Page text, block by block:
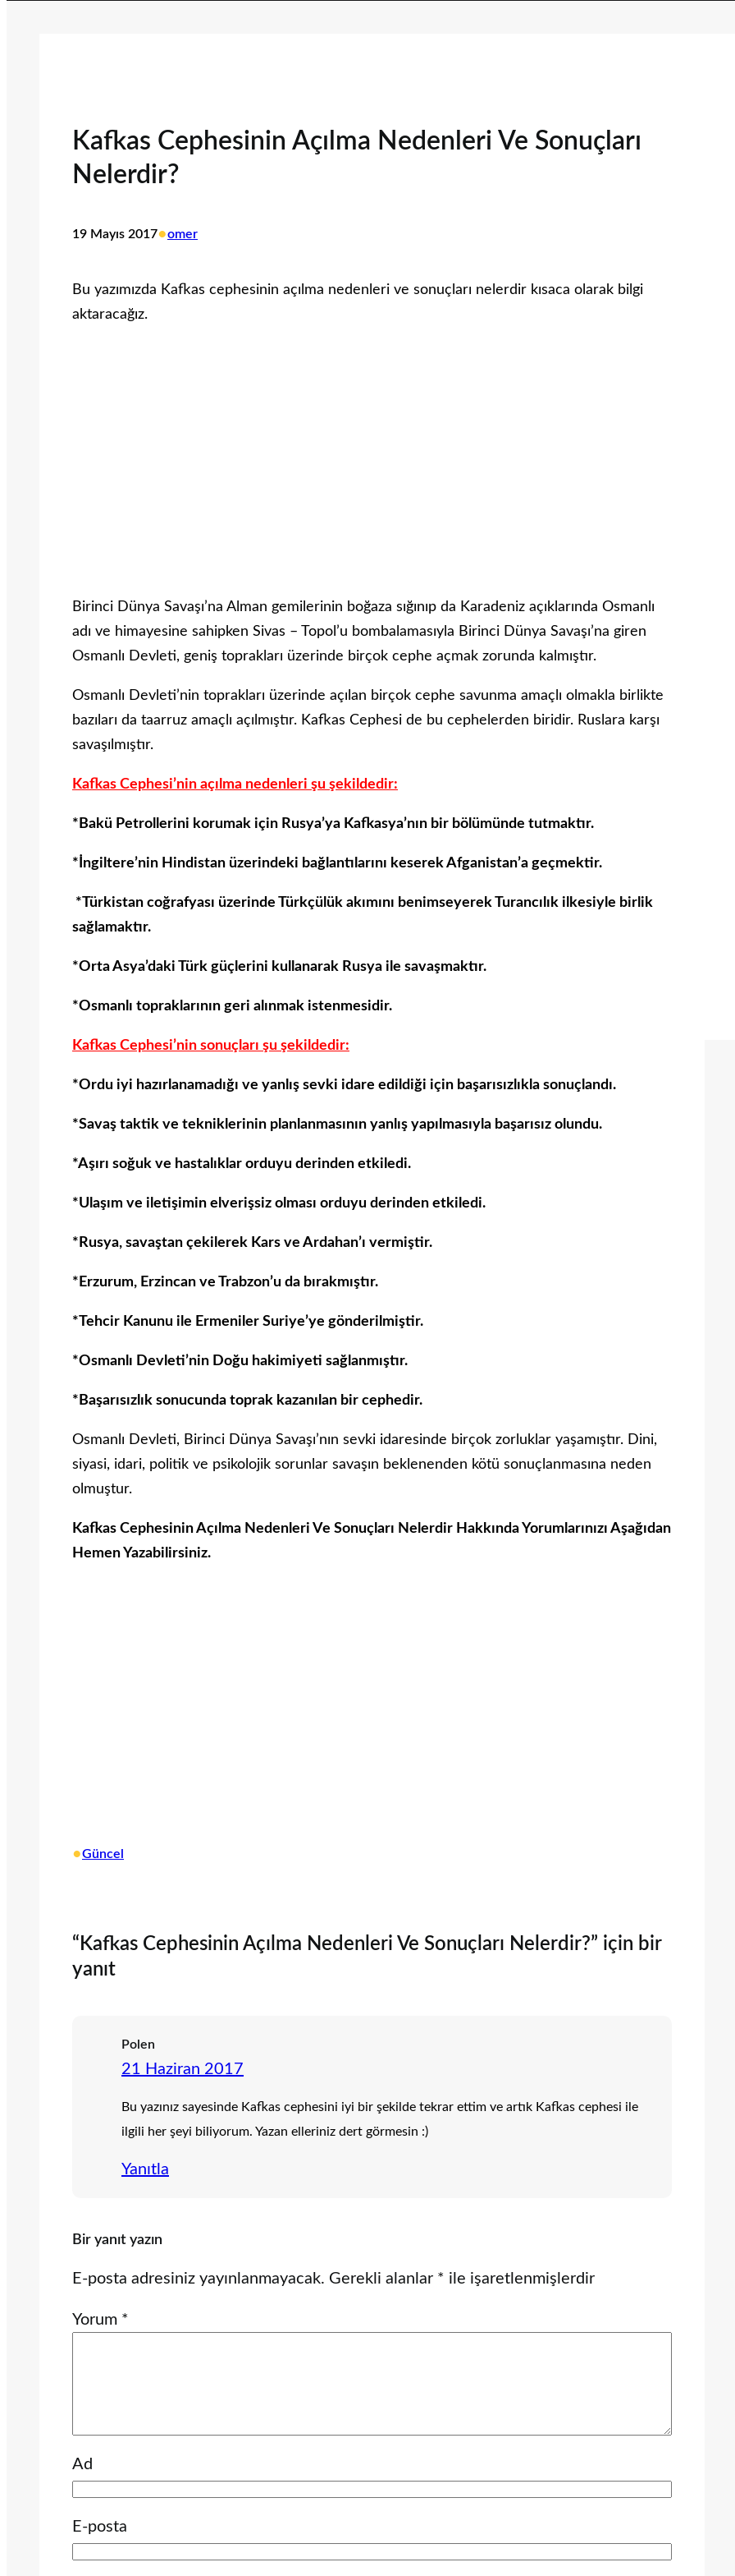
Kafkas Cephesinin Açılma Nedenleri Ve Sonuçları
Nelerdir?
19 Mayıs 2017•omer
Bu yazımızda Kafkas cephesinin açılma nedenleri ve sonuçları nelerdir kısaca olarak bilgi
aktaracağız.
Birinci Dünya Savaşı’na Alman gemilerinin boğaza sığınıp da Karadeniz açıklarında Osmanlı
adı ve himayesine sahipken Sivas – Topol’u bombalamasıyla Birinci Dünya Savaşı’na giren
Osmanlı Devleti, geniş toprakları üzerinde birçok cephe açmak zorunda kalmıştır.
Osmanlı Devleti’nin toprakları üzerinde açılan birçok cephe savunma amaçlı olmakla birlikte
bazıları da taarruz amaçlı açılmıştır. Kafkas Cephesi de bu cephelerden biridir. Ruslara karşı
savaşılmıştır.
Kafkas Cephesi’nin açılma nedenleri şu şekildedir:
*Bakü Petrollerini korumak için Rusya’ya Kafkasya’nın bir bölümünde tutmaktır.
*İngiltere’nin Hindistan üzerindeki bağlantılarını keserek Afganistan’a geçmektir.
*Türkistan coğrafyası üzerinde Türkçülük akımını benimseyerek Turancılık ilkesiyle birlik
sağlamaktır.
*Orta Asya’daki Türk güçlerini kullanarak Rusya ile savaşmaktır.
*Osmanlı topraklarının geri alınmak istenmesidir.
Kafkas Cephesi’nin sonuçları şu şekildedir:
*Ordu iyi hazırlanamadığı ve yanlış sevki idare edildiği için başarısızlıkla sonuçlandı.
*Savaş taktik ve tekniklerinin planlanmasının yanlış yapılmasıyla başarısız olundu.
*Aşırı soğuk ve hastalıklar orduyu derinden etkiledi.
*Ulaşım ve iletişimin elverişsiz olması orduyu derinden etkiledi.
*Rusya, savaştan çekilerek Kars ve Ardahan’ı vermiştir.
*Erzurum, Erzincan ve Trabzon’u da bırakmıştır.
*Tehcir Kanunu ile Ermeniler Suriye’ye gönderilmiştir.
*Osmanlı Devleti’nin Doğu hakimiyeti sağlanmıştır.
*Başarısızlık sonucunda toprak kazanılan bir cephedir.
Osmanlı Devleti, Birinci Dünya Savaşı’nın sevki idaresinde birçok zorluklar yaşamıştır. Dini,
siyasi, idari, politik ve psikolojik sorunlar savaşın beklenenden kötü sonuçlanmasına neden
olmuştur.
Kafkas Cephesinin Açılma Nedenleri Ve Sonuçları Nelerdir Hakkında Yorumlarınızı Aşağıdan
Hemen Yazabilirsiniz.
•Güncel
“Kafkas Cephesinin Açılma Nedenleri Ve Sonuçları Nelerdir?” için bir
yanıt
Polen
21 Haziran 2017
Bu yazınız sayesinde Kafkas cephesini iyi bir şekilde tekrar ettim ve artık Kafkas cephesi ile
ilgili her şeyi biliyorum. Yazan elleriniz dert görmesin :)
Yanıtla
Bir yanıt yazın
E-posta adresiniz yayınlanmayacak. Gerekli alanlar * ile işaretlenmişlerdir
Yorum *
Ad
E-posta